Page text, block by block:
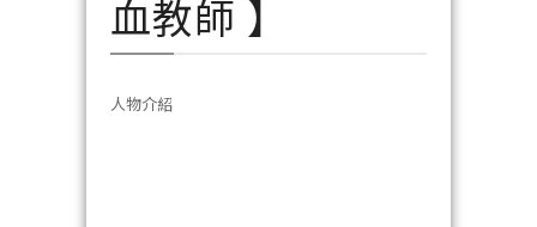
血教師 】
人物介紹